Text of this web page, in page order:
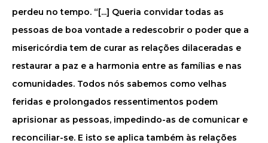
perdeu no tempo. “[...] Queria convidar todas as
pessoas de boa vontade a redescobrir o poder que a
misericórdia tem de curar as relações dilaceradas e
restaurar a paz e a harmonia entre as famílias e nas
comunidades. Todos nós sabemos como velhas
feridas e prolongados ressentimentos podem
aprisionar as pessoas, impedindo-as de comunicar e
reconciliar-se. E isto se aplica também às relações